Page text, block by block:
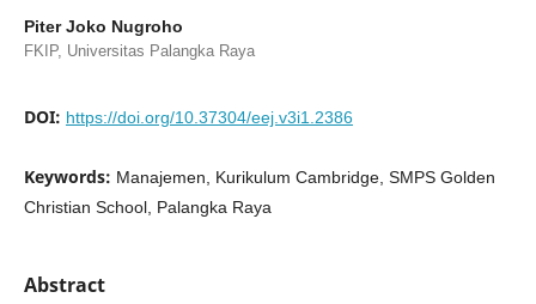
Piter Joko Nugroho
FKIP, Universitas Palangka Raya
DOI: https://doi.org/10.37304/eej.v3i1.2386
Keywords: Manajemen, Kurikulum Cambridge, SMPS Golden
Christian School, Palangka Raya
Abstract